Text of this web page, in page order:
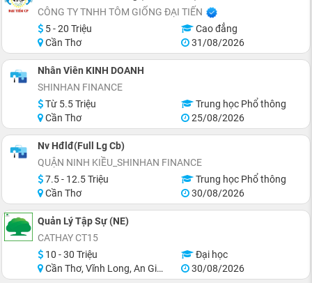
CÔNG TY TNHH TÔM GIỐNG ĐẠI TIẾN
5 - 20 Triệu
Cao đẳng
Cần Thơ
31/08/2026
Nhân Viên KINH DOANH
SHINHAN FINANCE
Từ 5.5 Triệu
Trung học Phổ thông
Cần Thơ
25/08/2026
Nv Hđlđ(Full Lg Cb)
QUẬN NINH KIỀU_SHINHAN FINANCE
7.5 - 12.5 Triệu
Trung học Phổ thông
Cần Thơ
30/08/2026
Quản Lý Tập Sự (NE)
CATHAY CT15
10 - 30 Triệu
Đại học
Cần Thơ, Vĩnh Long, An Giang, Hậu Giang, Hồ Chí Minh
30/08/2026